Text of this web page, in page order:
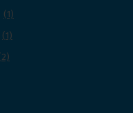
(1)
(1)